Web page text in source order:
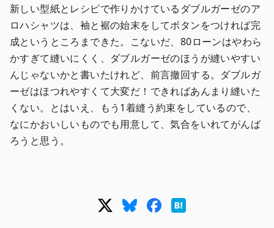
新しい型紙とレシピで作りかけているダブルガーゼのア
ロハシャツは、袖と裾の始末をしてボタンをつければ完
成というところまできた。こないだ、80ローンはやわら
かすぎて縫いにくく、ダブルガーゼのほうが縫いやすい
んじゃないかと書いたけれど、前言撤回する。ダブルガ
ーゼはほつれやすくて大変だ！できればあんまり縫いた
くない。とはいえ、もう1着縫う約束をしているので、
なにかおいしいものでも用意して、気合をいれてがんば
ろうと思う。